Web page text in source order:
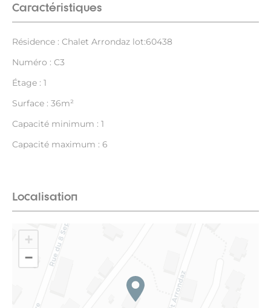
Caractéristiques
Résidence : Chalet Arrondaz lot:60438
Numéro : C3
Étage : 1
Surface : 36m²
Capacité minimum : 1
Capacité maximum : 6
Localisation
+
−